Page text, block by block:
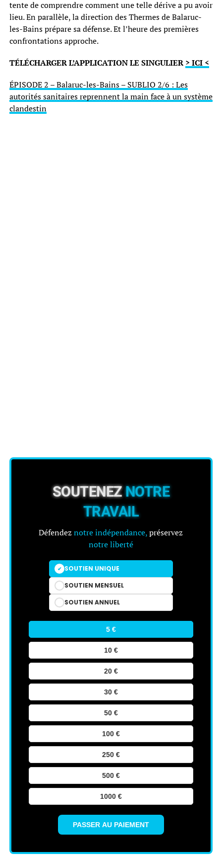
tente de comprendre comment une telle dérive a pu avoir
lieu. En parallèle, la direction des Thermes de Balaruc-
les-Bains prépare sa défense. Et l’heure des premières
confrontations approche.
TÉLÉCHARGER L’APPLICATION LE SINGULIER > ICI <
ÉPISODE 2 – Balaruc-les-Bains – SUBLIO 2/6 : Les
autorités sanitaires reprennent la main face à un système
clandestin
SOUTENEZNOTRE
TRAVAIL
Défendez notre indépendance,préservez
notre liberté
SOUTIEN UNIQUE
SOUTIEN MENSUEL
SOUTIEN ANNUEL
5 €
10 €
20 €
30 €
50 €
100 €
250 €
500 €
1000 €
PASSER AU PAIEMENT